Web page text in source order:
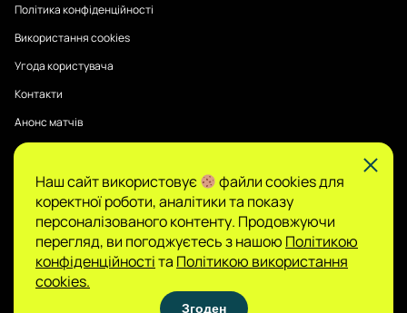
Політика конфіденційності
Використання cookies
Угода користувача
Контакти
Анонс матчів
Публікації на Sports Radar мають інформаційний характер.
Думки авторів є їхньою особистою позицією, редакція не
гарантує повної достовірності та не несе відповідальності
за зміст.
Сайт не є організатором азартних ігор і не
приймає ставок, проте може містити матеріали
про гемблінг. Доступ до таких розділів дозволено
Наш сайт використовує
файли cookies для
коректної роботи, аналітики та показу
персоналізованого контенту. Продовжуючи
перегляд, ви погоджуєтесь з нашою Політикою
конфіденційностіта Політикою використання
cookies.
Згоден